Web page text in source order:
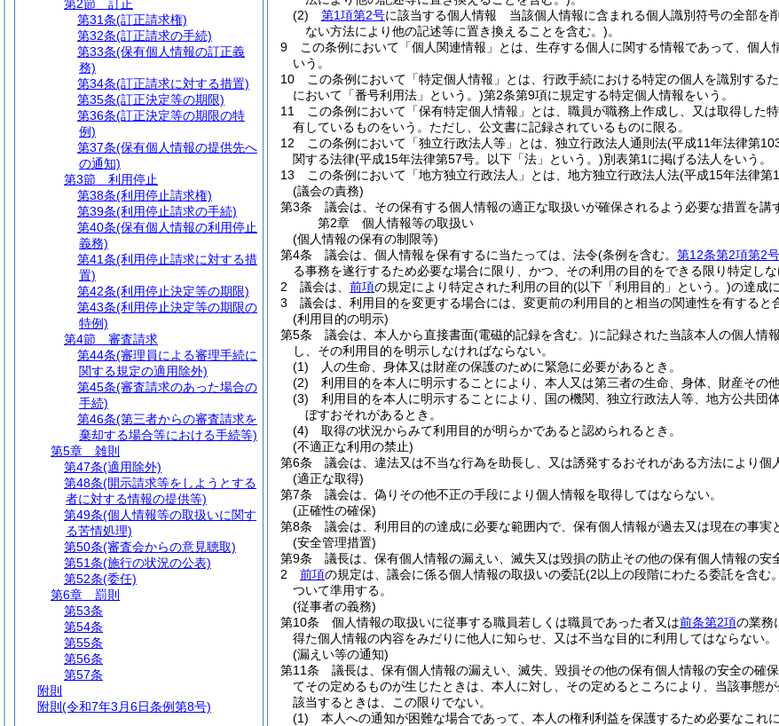
(2)
第1項第2号に該当する個人情報 当該個人情報に含まれる個人識別符号の全部を
ない方法により他の記述等に置き換えることを含む。)。
9
この条例において「個人関連情報」とは、生存する個人に関する情報であって、個
いう。
10
この条例において「特定個人情報」とは、行政手続における特定の個人を識別する
において「番号利用法」という。)第2条第9項に規定する特定個人情報をいう。
11
この条例において「保有特定個人情報」とは、職員が職務上作成し、又は取得し
有しているものをいう。 ただし、公文書に記録されているものに限る。
12
この条例において「独立行政法人等」とは、独立行政法人通則法(平成11年法律第
関する法律(平成15年法律第57号。以下「法」という。)別表第1に掲げる法人をいう。
13
この条例において「地方独立行政法人」とは、地方独立行政法人法(平成15年法律第
(議会の責務)
第3条
議会は、その保有する個人情報の適正な取扱いが確保されるよう必要な措置を講
第2章
個人情報等の取扱い
(個人情報の保有の制限等)
第4条
議会は、個人情報を保有するに当たっては、法令(条例を含む。 第12条第2項第2号
る事務を遂行するため必要な場合に限り、かつ、その利用の目的をできる限り特定しな
2
議会は、 前項の規定により特定された利用の目的(以下「利用目的」という。)の達成
3
議会は、利用目的を変更する場合には、変更前の利用目的と相当の関連性を有すると
(利用目的の明示)
第5条
議会は、本人から直接書面(電磁的記録を含む。)に記録された当該本人の個人情
し、その利用目的を明示しなければならない。
(1)
人の生命、身体又は財産の保護のために緊急に必要があるとき。
(2)
利用目的を本人に明示することにより、本人又は第三者の生命、身体、財産その
(3)
利用目的を本人に明示することにより、国の機関、独立行政法人等、地方公共団
ぼすおそれがあるとき。
(4)
取得の状況からみて利用目的が明らかであると認められるとき。
(不適正な利用の禁止)
第6条
議会は、違法又は不当な行為を助長し、又は誘発するおそれがある方法により個
(適正な取得)
第7条
議会は、偽りその他不正の手段により個人情報を取得してはならない。
(正確性の確保)
第8条
議会は、利用目的の達成に必要な範囲内で、保有個人情報が過去又は現在の事実
(安全管理措置)
第9条
議長は、保有個人情報の漏えい、滅失又は毀損の防止その他の保有個人情報の安
2
前項の規定は、議会に係る個人情報の取扱いの委託(2以上の段階にわたる委託を含む
ついて準用する。
(従事者の義務)
第10条
個人情報の取扱いに従事する職員若しくは職員であった者又は前条第2項の業務
得た個人情報の内容をみだりに他人に知らせ、又は不当な目的に利用してはならない。
(漏えい等の通知)
第11条
議長は、保有個人情報の漏えい、滅失、毀損その他の保有個人情報の安全の確
てその定めるものが生じたときは、本人に対し、その定めるところにより、当該事態
該当するときは、この限りでない。
(1)
本人への通知が困難な場合であって、本人の権利利益を保護するため必要なこれ
第2節
訂正
第31条(訂正請求権)
第32条(訂正請求の手続)
第33条(保有個人情報の訂正義
務)
第34条(訂正請求に対する措置)
第35条(訂正決定等の期限)
第36条(訂正決定等の期限の特
例)
第37条(保有個人情報の提供先へ
の通知)
第3節
利用停止
第38条(利用停止請求権)
第39条(利用停止請求の手続)
第40条(保有個人情報の利用停止
義務)
第41条(利用停止請求に対する措
置)
第42条(利用停止決定等の期限)
第43条(利用停止決定等の期限の
特例)
第4節
審査請求
第44条(審理員による審理手続に
関する規定の適用除外)
第45条(審査請求のあった場合の
手続)
第46条(第三者からの審査請求を
棄却する場合等における手続等)
第5章
雑則
第47条(適用除外)
第48条(開示請求等をしようとする
者に対する情報の提供等)
第49条(個人情報等の取扱いに関す
る苦情処理)
第50条(審査会からの意見聴取)
第51条(施行の状況の公表)
第52条(委任)
第6章
罰則
第53条
第54条
第55条
第56条
第57条
附則
附則 (令和7年3月6日条例第8号)